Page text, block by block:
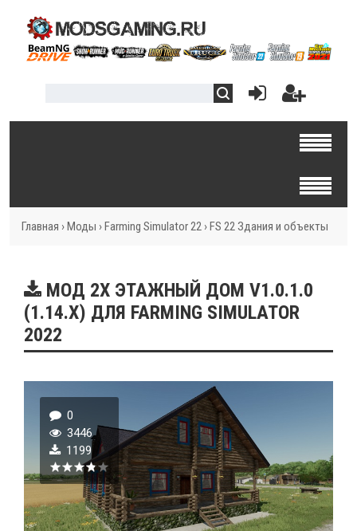
Главная › Моды › Farming Simulator 22 › FS 22 Здания и объекты
МОД 2Х ЭТАЖНЫЙ ДОМ V1.0.1.0
(1.14.X) ДЛЯ FARMING SIMULATOR
2022
0
3446
1199